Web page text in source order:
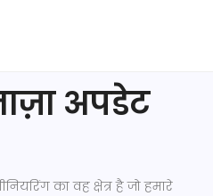
अपडेट
का वह क्षेत्र है जो हमारे